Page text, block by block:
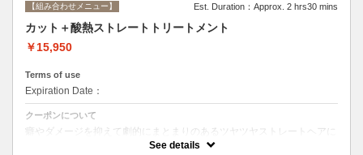
【組み合わせメニュー】 Est. Duration：Approx. 2 hrs30 mins
カット＋酸熱ストレートトリートメント
￥15,950
Terms of use
Expiration Date：
クーポンについて
癖やダメージを抑えて劇的にまとまりのあるツヤツヤストレートヘアに
☆ストレートで痛んだ髪のメンテナンスにも最適。シャンプー、ブロー
See details